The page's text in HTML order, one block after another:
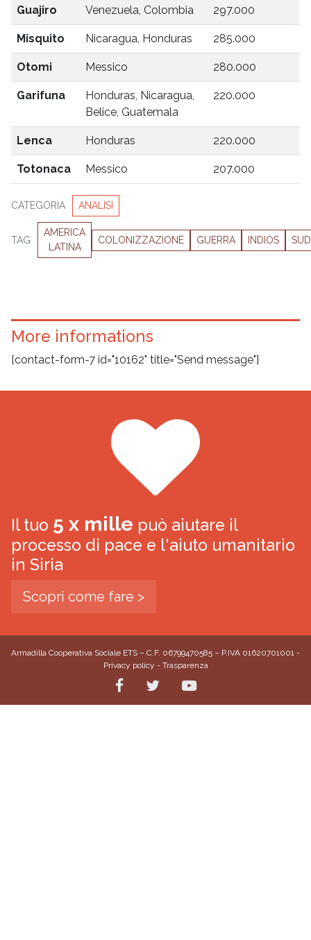
Guajiro Venezuela, Colombia 297.000
Misquito Nicaragua, Honduras 285.000
Otomi Messico 280.000
Garifuna
Honduras, Nicaragua,
Belice, Guatemala
220.000
Lenca Honduras 220.000
Totonaca Messico 207.000
CATEGORIA ANALISI
TAG
AMERICA
LATINA
COLONIZZAZIONE GUERRA INDIOS
More informations
[contact-form-7 id="10162" title="Send message"]
Il tuo 5 x mille può aiutare il
processo di pace e l'aiuto umanitario
in Siria
Scopri come fare >
Armadilla Cooperativa Sociale ETS – C.F. 06799470585 – P.IVA 01620701001 -
Privacy policy - Trasparenza